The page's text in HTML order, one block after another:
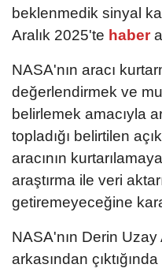
beklenmedik sinyal
Aralık 2025'te haber
NASA'nın aracı
değerlendirmek ve
belirlemek amacıyla
topladığı belirtilen
aracının
araştırma ile veri
getiremeyeceğine
NASA'nın Derin Uzay
arkasından